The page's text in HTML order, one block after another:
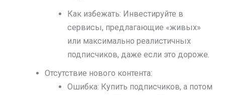
Как избежать: Инвестируйте в
сервисы, предлагающие «живых»
или максимально реалистичных
подписчиков, даже если это дороже.
Отсутствие нового контента:
Ошибка: Купить подписчиков, а потом